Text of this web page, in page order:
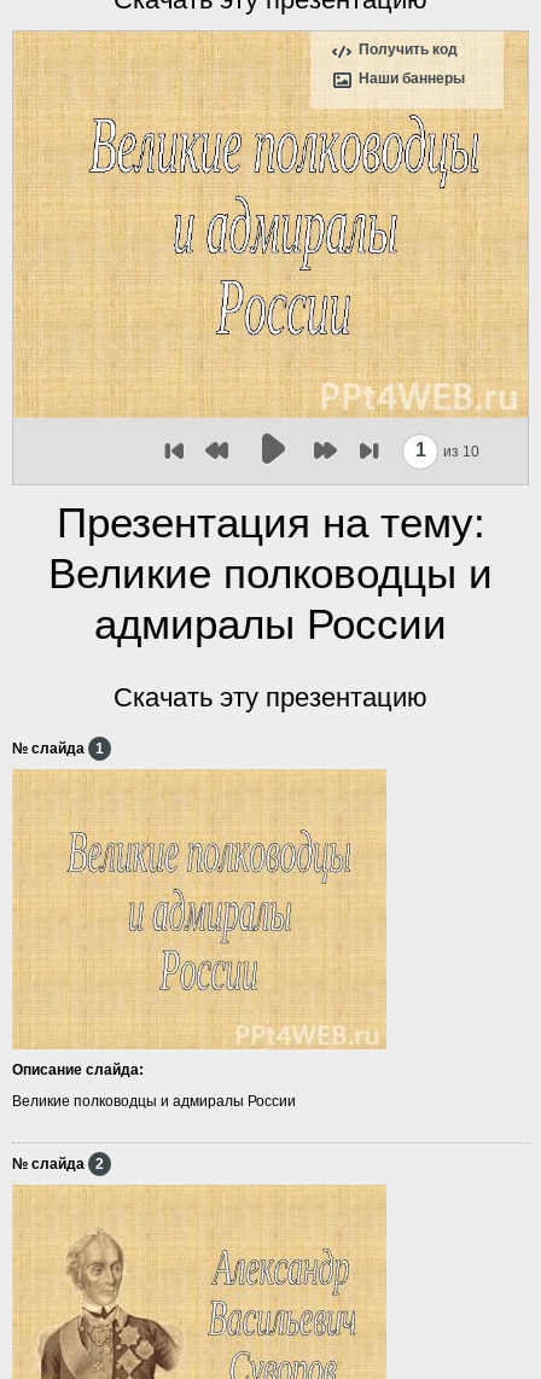
Получить код
Наши баннеры
1 из 10
Презентация на тему:
Великие полководцы и
адмиралы России
Скачать эту презентацию
№ слайда 1
Описание слайда:
Великие полководцы и адмиралы России
№ слайда 2